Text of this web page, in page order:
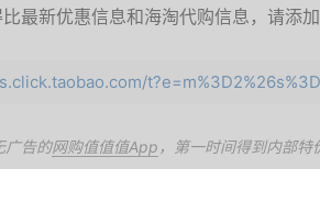
最新优惠信息和海淘代购信息，请添
s.click.taobao.com/
广告的网购值值值App ，第一时间得到内部特